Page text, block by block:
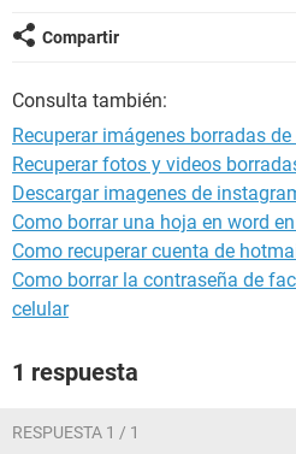
Compartir
Consulta también:
Recuperar imágenes borradas
Recuperar fotos y videos
Descargar imagenes de
Como borrar una hoja en word
Como recuperar cuenta de
Como borrar la contraseña de
celular
1 respuesta
RESPUESTA 1 / 1